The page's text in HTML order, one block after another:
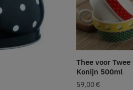
Thee voor
Konijn 500ml
59,00 €